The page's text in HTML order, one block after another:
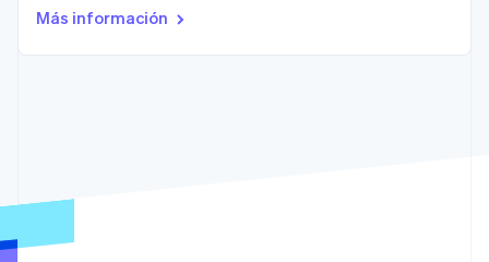
Constitución de una startup
Eliminación de dióxido de carbono
fines de lucro
profesionales
Estado de la API
Más información